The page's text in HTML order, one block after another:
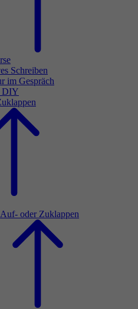
Schreiben
im Gespräch
DIY
Auf- oder Zuklappen